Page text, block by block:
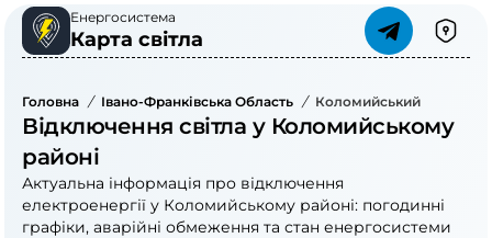
Енергосистема
Карта світла
Головна / Івано-Франківська Область / Коломийський Район
Відключення світла у Коломийському
районі
Актуальна інформація про відключення
електроенергії у Коломийському районі: погодинні
графіки, аварійні обмеження та стан енергосистеми